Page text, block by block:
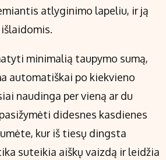
atlyginimo lapeliu, ir ją
minimalią taupymo sumą,
automatiškai po kiekvieno
naudinga per vieną ar du
didesnes kasdienes
kur iš tiesų dingsta
suteikia aiškų vaizdą ir leidžia